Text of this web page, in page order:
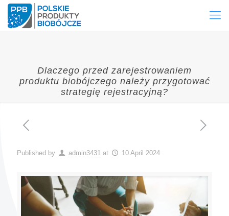
Dlaczego przed zarejestrowaniem
produktu biobójczego należy przygotować
strategię rejestracyjną?
Published by admin3431 at 10 April 2024